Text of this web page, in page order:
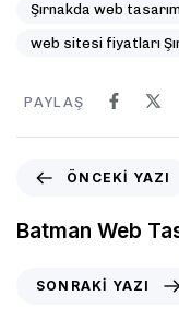
Şırnakda web
web sitesi fiyatları
PAYLAŞ
ÖNCEKI YAZI
Batman Web
SONRAKI YAZI